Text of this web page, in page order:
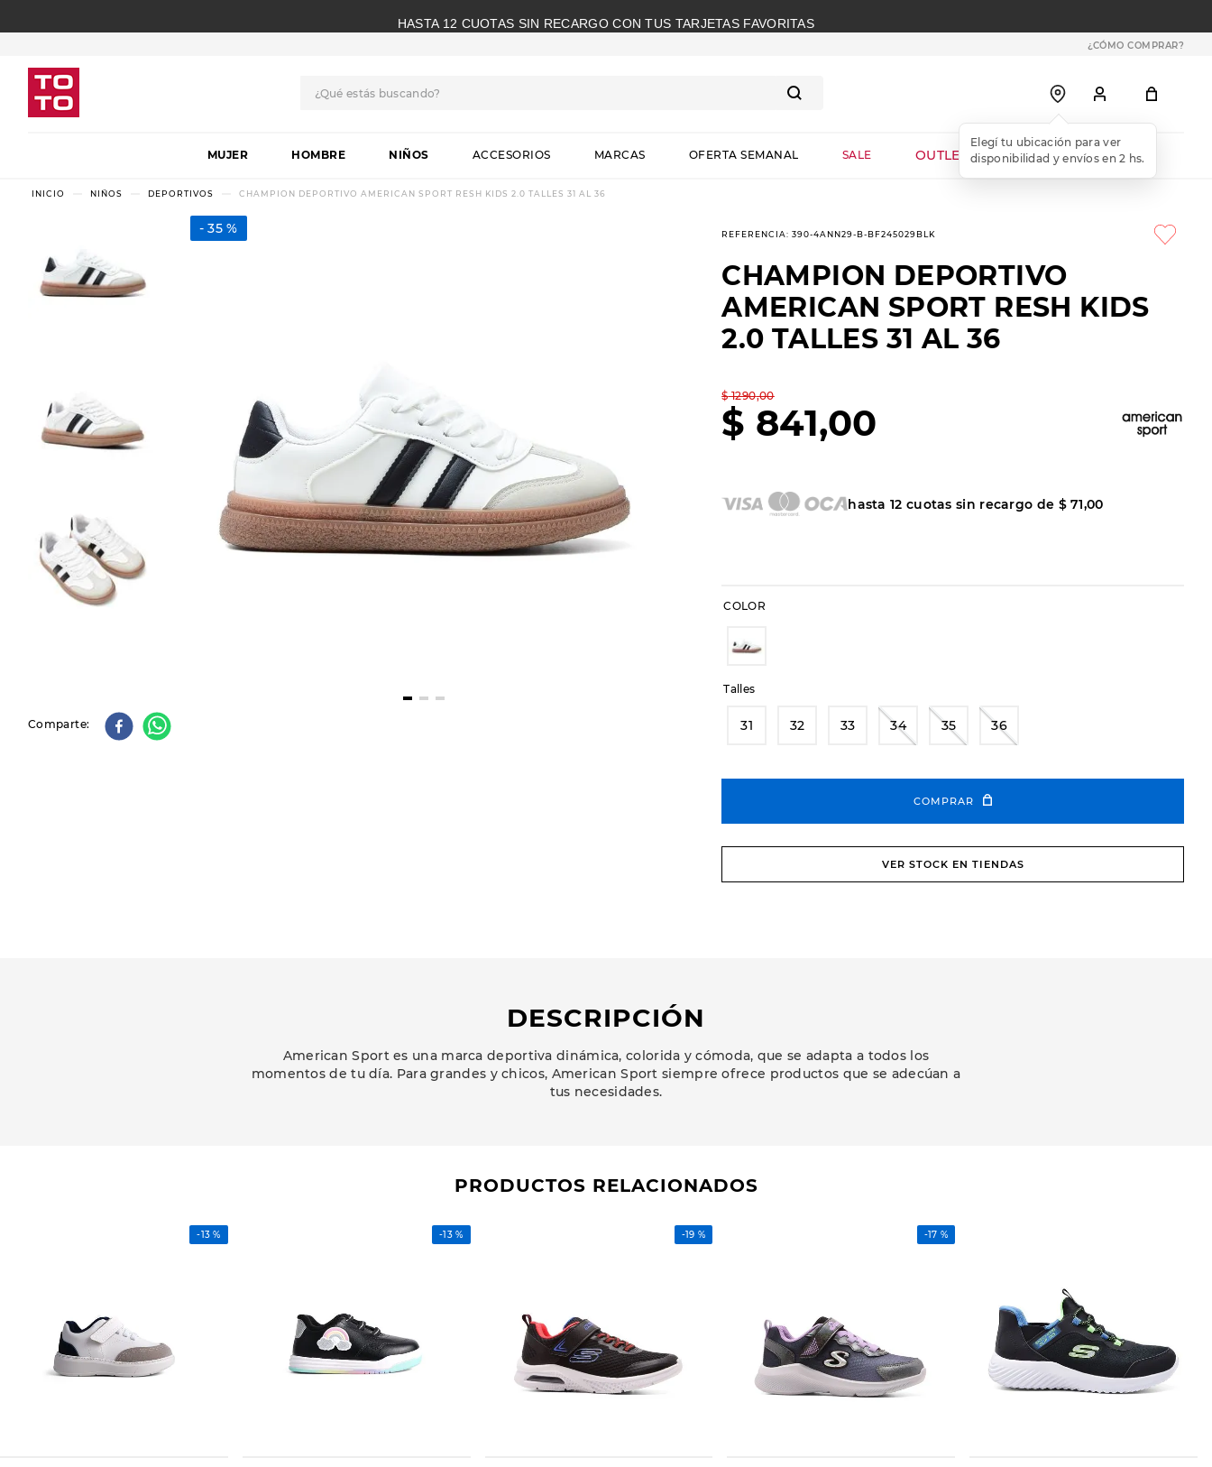
HASTA 12 CUOTAS SIN RECARGO CON TUS TARJETAS FAVORITAS
¿CÓMO COMPRAR?
MUJER HOMBRE NIÑOS ACCESORIOS MARCAS OFERTA SEMANAL SALE OUTLET WEB
NIÑOS DEPORTIVOS CHAMPION DEPORTIVO AMERICAN SPORT RESH KIDS 2.0 TALLES 31 AL 36
35 %
Comparte
REFERENCIA:390-4ANN29-B-BF245029BLK
CHAMPION DEPORTIVO
AMERICAN SPORT RESH KIDS
2.0 TALLES 31 AL 36
$ 1290,00
$ 841,00
hasta12 cuotas sin recargo de $ 71,00
COLOR
Talles
31 32 33 34 35 36
COMPRAR
VER STOCK EN TIENDAS
DESCRIPCIÓN
American Sport es una marca deportiva dinámica, colorida y cómoda, que se adapta a todos los
momentos de tu día. Para grandes y chicos, American Sport siempre ofrece productos que se adecúan a
tus necesidades.
PRODUCTOS RELACIONADOS
-13 % -13 % -19 % -17 %
1.
botas
2.
skechers
3.
slip-ins
10
botas dama